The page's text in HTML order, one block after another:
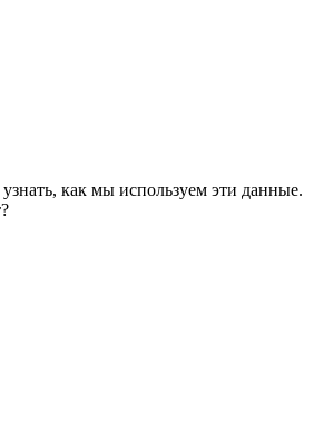
как мы используем эти данные.